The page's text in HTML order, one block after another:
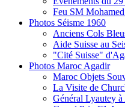
Feu SM
Photos Séisme 1960
Anciens Cols
Aide Suisse au
"Cité Suisse"
Photos Maroc Agadir
Maroc Objets
La Visite de
Général Lyautey